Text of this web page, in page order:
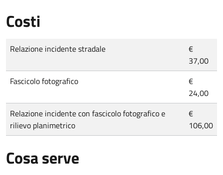
Costi
Relazione incidente stradale
€
37,00
Fascicolo fotografico
€
24,00
Relazione incidente con fascicolo fotografico e
rilievo planimetrico
€
106,00
Cosa serve